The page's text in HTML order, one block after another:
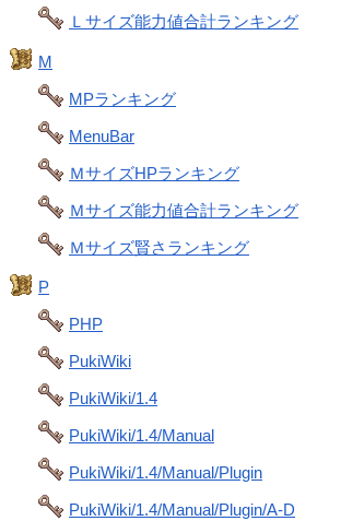
Ｌサイズ能力値合計ランキング
M
MPランキング
MenuBar
ＭサイズHPランキング
Ｍサイズ能力値合計ランキング
Ｍサイズ賢さランキング
P
PHP
PukiWiki
PukiWiki/1.4
PukiWiki/1.4/Manual
PukiWiki/1.4/Manual/Plugin
PukiWiki/1.4/Manual/Plugin/A-D